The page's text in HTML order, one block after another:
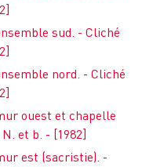
sud. - Cliché
nord. - Cliché
ouest et chapelle
et b. - [1982]
est (sacristie). -